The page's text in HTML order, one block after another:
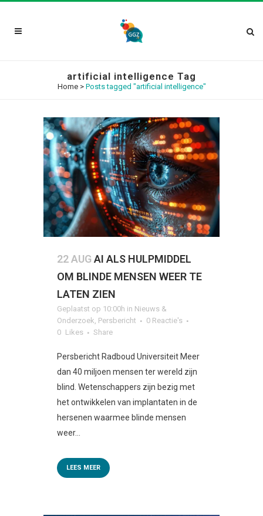
artificial intelligence Tag
Home> Posts tagged "artificial intelligence"
22 AUG AI ALS HULPMIDDEL
OM BLINDE MENSEN WEER TE
LATEN ZIEN
Geplaatst op 10:00h in Nieuws &
Onderzoek, Persbericht
0 Reactie's
0 Likes Share
Persbericht Radboud Universiteit Meer
dan 40 miljoen mensen ter wereld zijn
blind. Wetenschappers zijn bezig met
het ontwikkelen van implantaten in de
hersenen waarmee blinde mensen
weer...
LEES MEER